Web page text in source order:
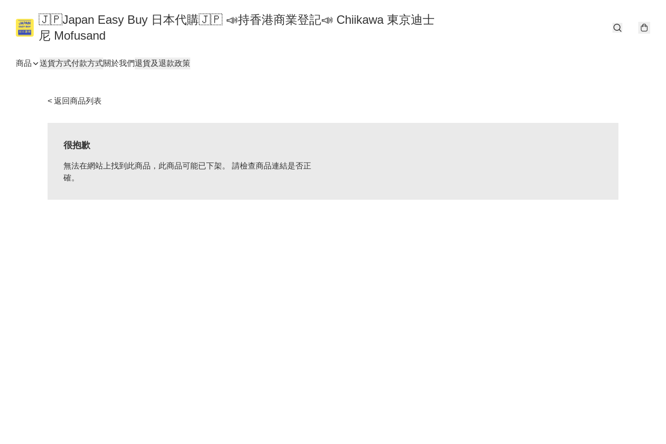
🇯🇵Japan Easy Buy 日本代購🇯🇵 📣持香港商業登記📣 Chiikawa 東京迪士
尼 Mofusand
商品 送貨方式付款方式關於我們退貨及退款政策
< 返回商品列表
很抱歉
無法在網站上找到此商品，此商品可能已下架。 請檢查商品連結是否正
確。